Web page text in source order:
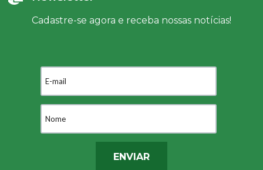
Cadastre-se agora e receba nossas notícias!
ENVIAR